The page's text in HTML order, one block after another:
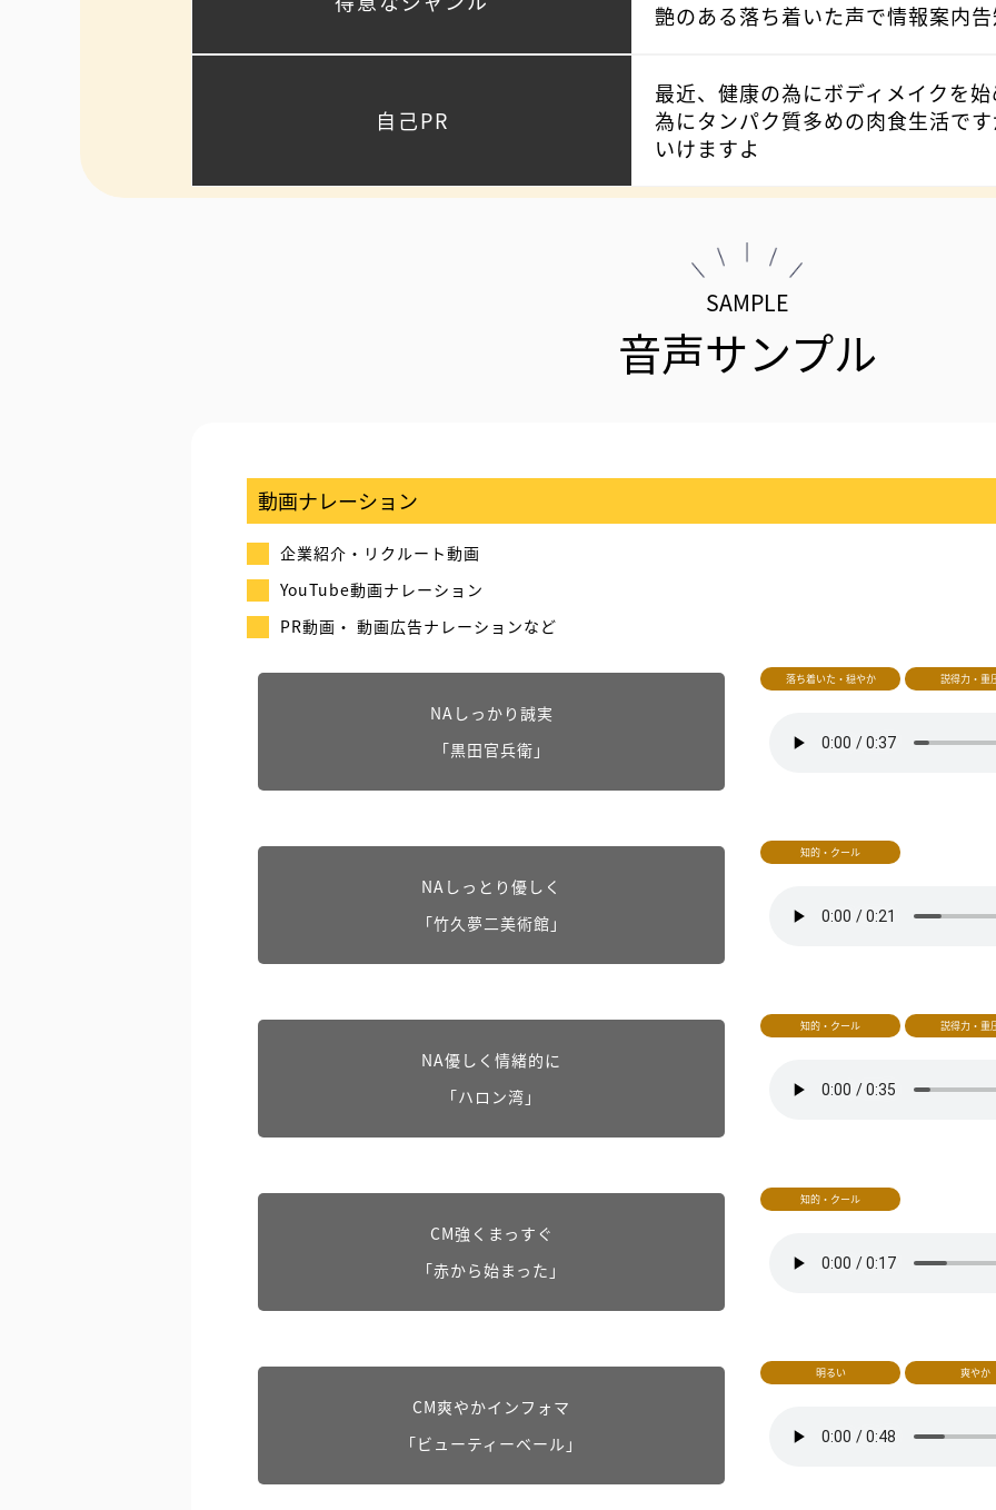
艶のある落ち着いた声で情報案内
自己PR
最近、健康の為にボディメイクを
為にタンパク質多めの肉食生活で
いけますよ
SAMPLE
音声サンプル
動画ナレーション
企業紹介・リクルート動画
YouTube動画ナレーション
PR動画・ 動画広告ナレーションなど
NAしっかり誠実
「黒田官兵衛」
落ち着いた・穏やか 説得力・重
NAしっとり優しく
「竹久夢二美術館」
知的・クール
NA優しく情緒的に
「ハロン湾」
知的・クール 説得力・重
CM強くまっすぐ
「赤から始まった」
知的・クール
CM爽やかインフォマ
「ビューティーベール」
明るい 爽やか